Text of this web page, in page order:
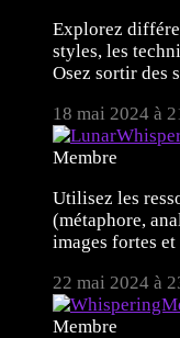
Explorez
styles, les
Osez sortir des
18 mai 2024 à
Membre
Utilisez les
(métaphore,
images fortes et
22 mai 2024 à
Membre